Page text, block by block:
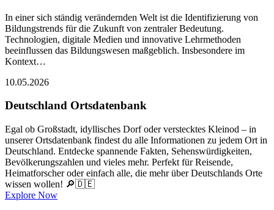
In einer sich ständig verändernden Welt ist die Identifizierung von
Bildungstrends für die Zukunft von zentraler Bedeutung.
Technologien, digitale Medien und innovative Lehrmethoden
beeinflussen das Bildungswesen maßgeblich. Insbesondere im
Kontext…
10.05.2026
Deutschland Ortsdatenbank
Egal ob Großstadt, idyllisches Dorf oder verstecktes Kleinod – in
unserer Ortsdatenbank findest du alle Informationen zu jedem Ort in
Deutschland. Entdecke spannende Fakten, Sehenswürdigkeiten,
Bevölkerungszahlen und vieles mehr. Perfekt für Reisende,
Heimatforscher oder einfach alle, die mehr über Deutschlands Orte
wissen wollen! 🔎🇩🇪
Explore Now